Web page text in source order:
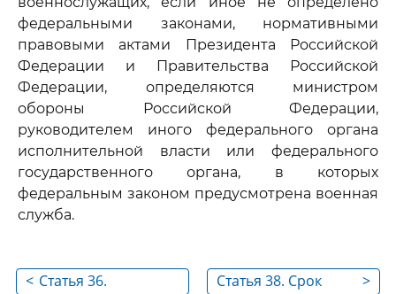
федеральными законами, нормативными
правовыми актами Президента Российской
Федерации и Правительства Российской
Федерации, определяются министром
обороны Российской Федерации,
руководителем иного федерального органа
исполнительной власти или федерального
государственного органа, в которых
федеральным законом предусмотрена военная
служба.
< Статья 36.
>
Статья 38. Срок